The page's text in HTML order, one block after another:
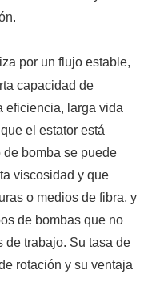
por un flujo estable,
capacidad de
eficiencia, larga vida
el estator está
de bomba se puede
viscosidad y que
o medios de fibra, y
de bombas que no
de trabajo. Su tasa de
rotación y su ventaja